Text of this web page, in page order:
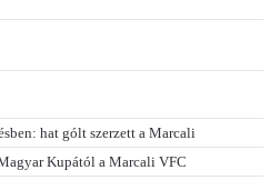
hat gólt szerzett a Marcali
Kupától a Marcali VFC